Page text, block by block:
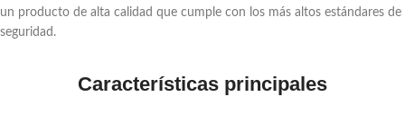
un producto de alta calidad que cumple con los más altos estándares de
seguridad.
Características principales